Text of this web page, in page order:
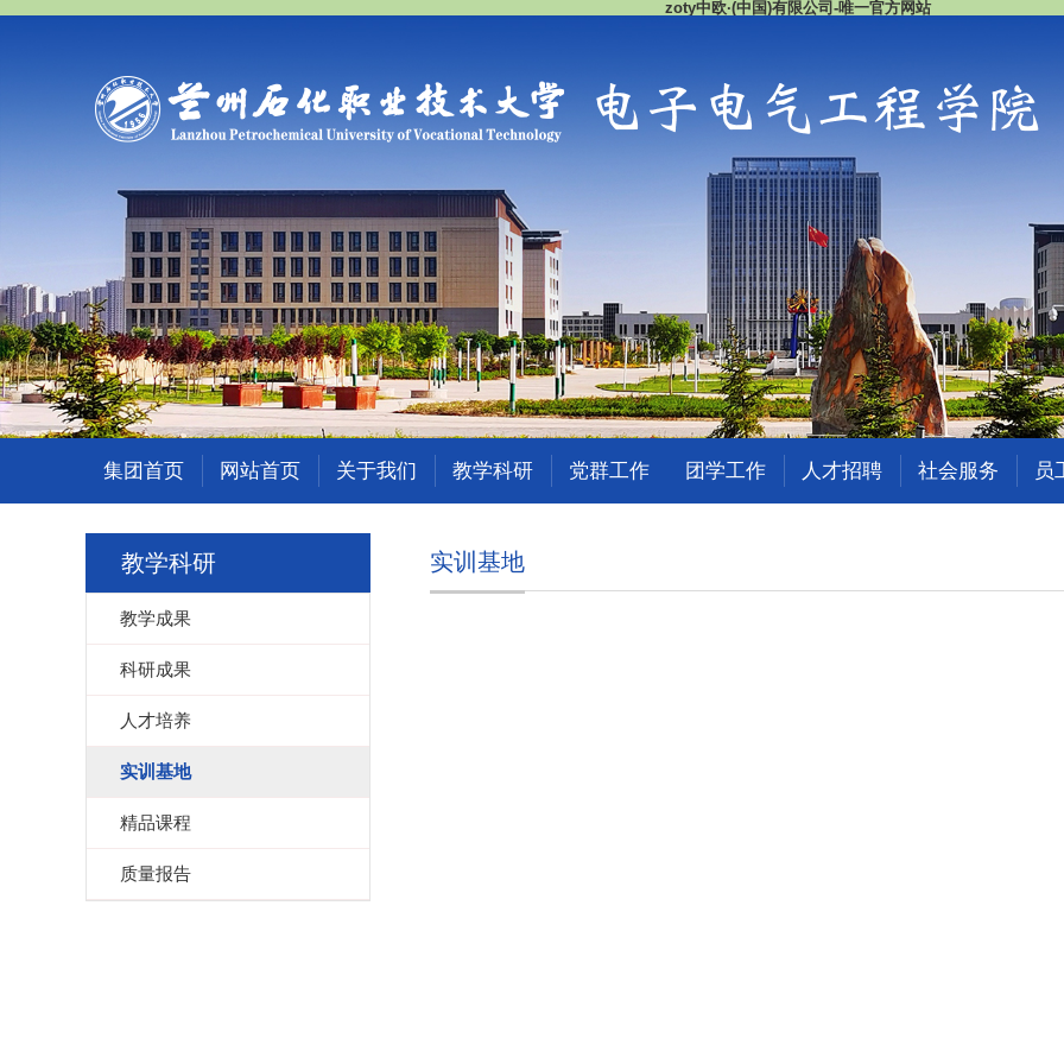
zoty中欧·(中国)有限公司-唯一官方网站
集团首页 网站首页 关于我们 教学科研 党群工作 团学工作 人才招聘 社会服务 员
教学科研
教学成果
科研成果
人才培养
实训基地
精品课程
质量报告
实训基地